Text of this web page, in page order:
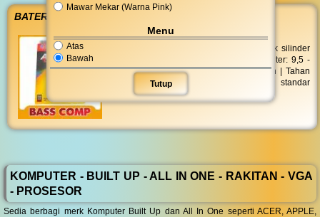
Mawar Mekar (Warna Pink)
Menu
Atas
Bawah
Tutup
BATERAI ALKALINE AAA 2S
14.000,00NEGO
ABC Alkaline LR-03 MP AAA 2'S berbentuk silinder
dengan tinggi maximum 44,5 mm | Diameter: 9,5 -
10,5 mm | Daya: 1,5 volt | Jumlah: 2 buah | Tahan
lama | Batu baterai ini telah memenuhi standar
ramah lingkungan
KOMPUTER - BUILT UP - ALL IN ONE - RAKITAN - VGA
- PROSESOR
Sedia berbagi merk Komputer Built Up dan All In One seperti ACER, APPLE,